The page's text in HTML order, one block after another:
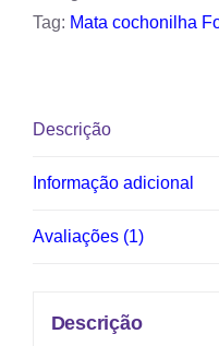
Tag: Mata cochonilha
Descrição
Informação adicional
Avaliações (1)
Descrição